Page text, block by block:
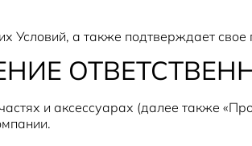
Условий, а также подтверждает свое
и аксессуарах (далее также